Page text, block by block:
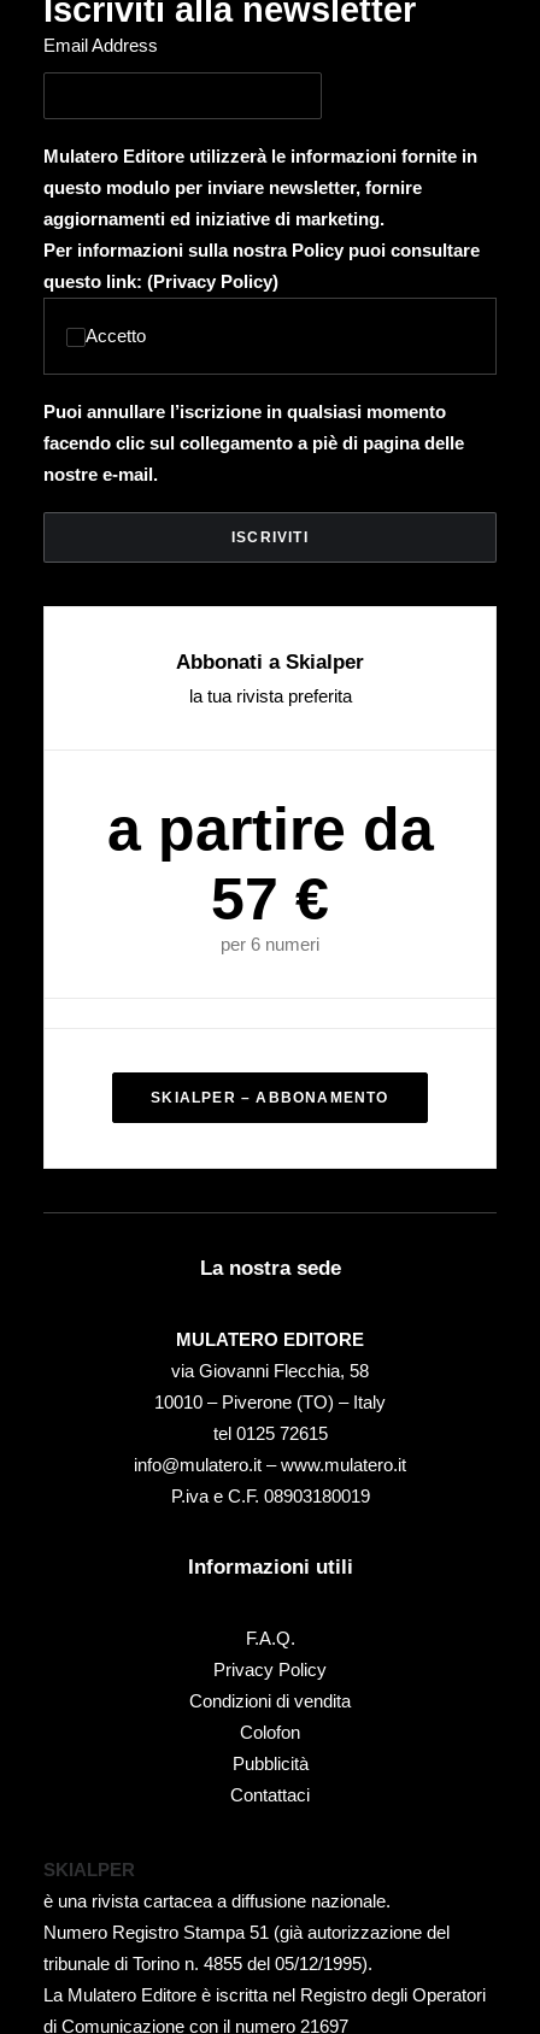
Iscriviti alla newsletter
Email Address
Mulatero Editore utilizzerà le informazioni fornite in
questo modulo per inviare newsletter, fornire
aggiornamenti ed iniziative di marketing.
Per informazioni sulla nostra Policy puoi consultare
questo link: (Privacy Policy)
Accetto
Puoi annullare l’iscrizione in qualsiasi momento
facendo clic sul collegamento a piè di pagina delle
nostre e-mail.
Abbonati a Skialper
la tua rivista preferita
a partire da
57 €
per 6 numeri
SKIALPER – ABBONAMENTO
La nostra sede
MULATERO EDITORE
via Giovanni Flecchia, 58
10010 – Piverone (TO) – Italy
tel ‭0125 72615‬
info@mulatero.it –www.mulatero.it
P.iva e C.F. 08903180019
Informazioni utili
F.A.Q.
Privacy Policy
Condizioni di vendita
Colofon
Pubblicità
Contattaci
SKIALPER
è una rivista cartacea a diffusione nazionale.
Numero Registro Stampa 51 (già autorizzazione del
tribunale di Torino n. 4855 del 05/12/1995).
La Mulatero Editore è iscritta nel Registro degli Operatori
di Comunicazione con il numero 21697